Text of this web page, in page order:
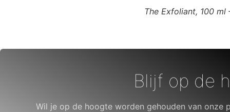
The Exfoliant, 100 ml
Blijf op de
Wil je op de hoogte worden gehouden van onze